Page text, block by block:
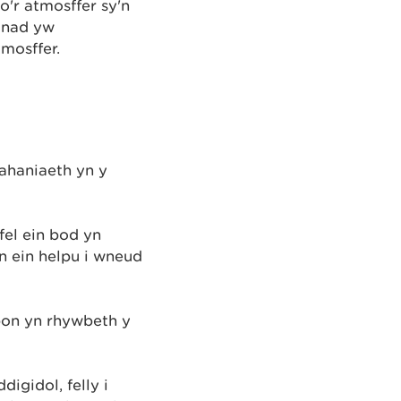
atmosffer sy'n
yw
yn y
ein bod yn
ein helpu i wneud
yn rhywbeth y
felly i